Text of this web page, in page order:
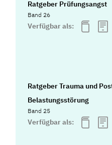
Ratgeber Prüfungsangst
Band 26
Verfügbar als:
Ratgeber Trauma und
Belastungsstörung
Band 25
Verfügbar als: